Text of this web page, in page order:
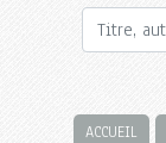
ACCUEIL